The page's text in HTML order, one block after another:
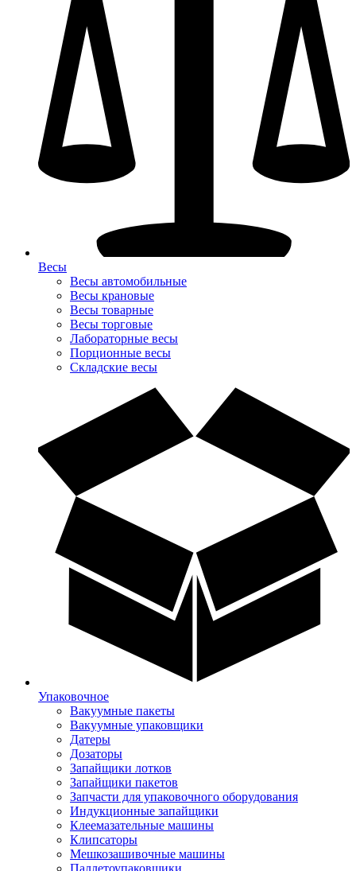
Весы
Весы автомобильные
Весы крановые
Весы товарные
Весы торговые
Лабораторные весы
Порционные весы
Складские весы
Упаковочное
Вакуумные пакеты
Вакуумные упаковщики
Датеры
Дозаторы
Запайщики лотков
Запайщики пакетов
Запчасти для упаковочного оборудования
Индукционные запайщики
Клеемазательные машины
Клипсаторы
Мешкозашивочные машины
Паллетоупаковщики